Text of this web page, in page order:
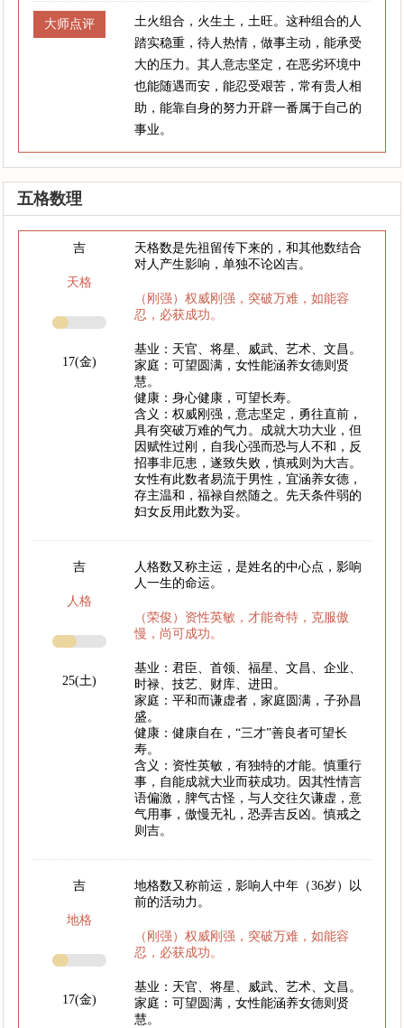
大师点评
土火组合，火生土，土旺。这种组合的人
踏实稳重，待人热情，做事主动，能承受
大的压力。其人意志坚定，在恶劣环境中
也能随遇而安，能忍受艰苦，常有贵人相
助，能靠自身的努力开辟一番属于自己的
事业。
五格数理
吉
天格
17(金)
天格数是先祖留传下来的，和其他数结合
对人产生影响，单独不论凶吉。
（刚强）权威刚强，突破万难，如能容
忍，必获成功。
基业：天官、将星、威武、艺术、文昌。
家庭：可望圆满，女性能涵养女德则贤
慧。
健康：身心健康，可望长寿。
含义：权威刚强，意志坚定，勇往直前，
具有突破万难的气力。成就大功大业，但
因赋性过刚，自我心强而恐与人不和，反
招事非厄患，遂致失败，慎戒则为大吉。
女性有此数者易流于男性，宜涵养女德，
存主温和，福禄自然随之。先天条件弱的
妇女反用此数为妥。
吉
人格
25(土)
人格数又称主运，是姓名的中心点，影响
人一生的命运。
（荣俊）资性英敏，才能奇特，克服傲
慢，尚可成功。
基业：君臣、首领、福星、文昌、企业、
时禄、技艺、财库、进田。
家庭：平和而谦虚者，家庭圆满，子孙昌
盛。
健康：健康自在，“三才”善良者可望长
寿。
含义：资性英敏，有独特的才能。慎重行
事，自能成就大业而获成功。因其性情言
语偏激，脾气古怪，与人交往欠谦虚，意
气用事，傲慢无礼，恐弄吉反凶。慎戒之
则吉。
吉
地格
17(金)
地格数又称前运，影响人中年（36岁）以
前的活动力。
（刚强）权威刚强，突破万难，如能容
忍，必获成功。
基业：天官、将星、威武、艺术、文昌。
家庭：可望圆满，女性能涵养女德则贤
慧。